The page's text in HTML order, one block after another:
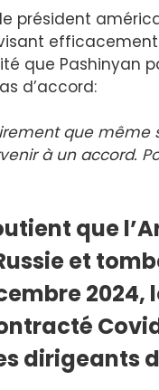
président
que Pashinyan
d’accord:
que même
à un accord.
que
et
2024,
dirigeants